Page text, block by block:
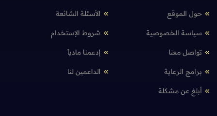
حول الموقع الأسئلة الشائعة
سياسة الخصوصية شروط الإستخدام
تواصل معنا إدعمنا مادياً
برامج الرعاية الداعمين لنا
أبلغ عن مشكلة